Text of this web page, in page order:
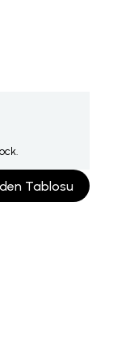
Tablosu